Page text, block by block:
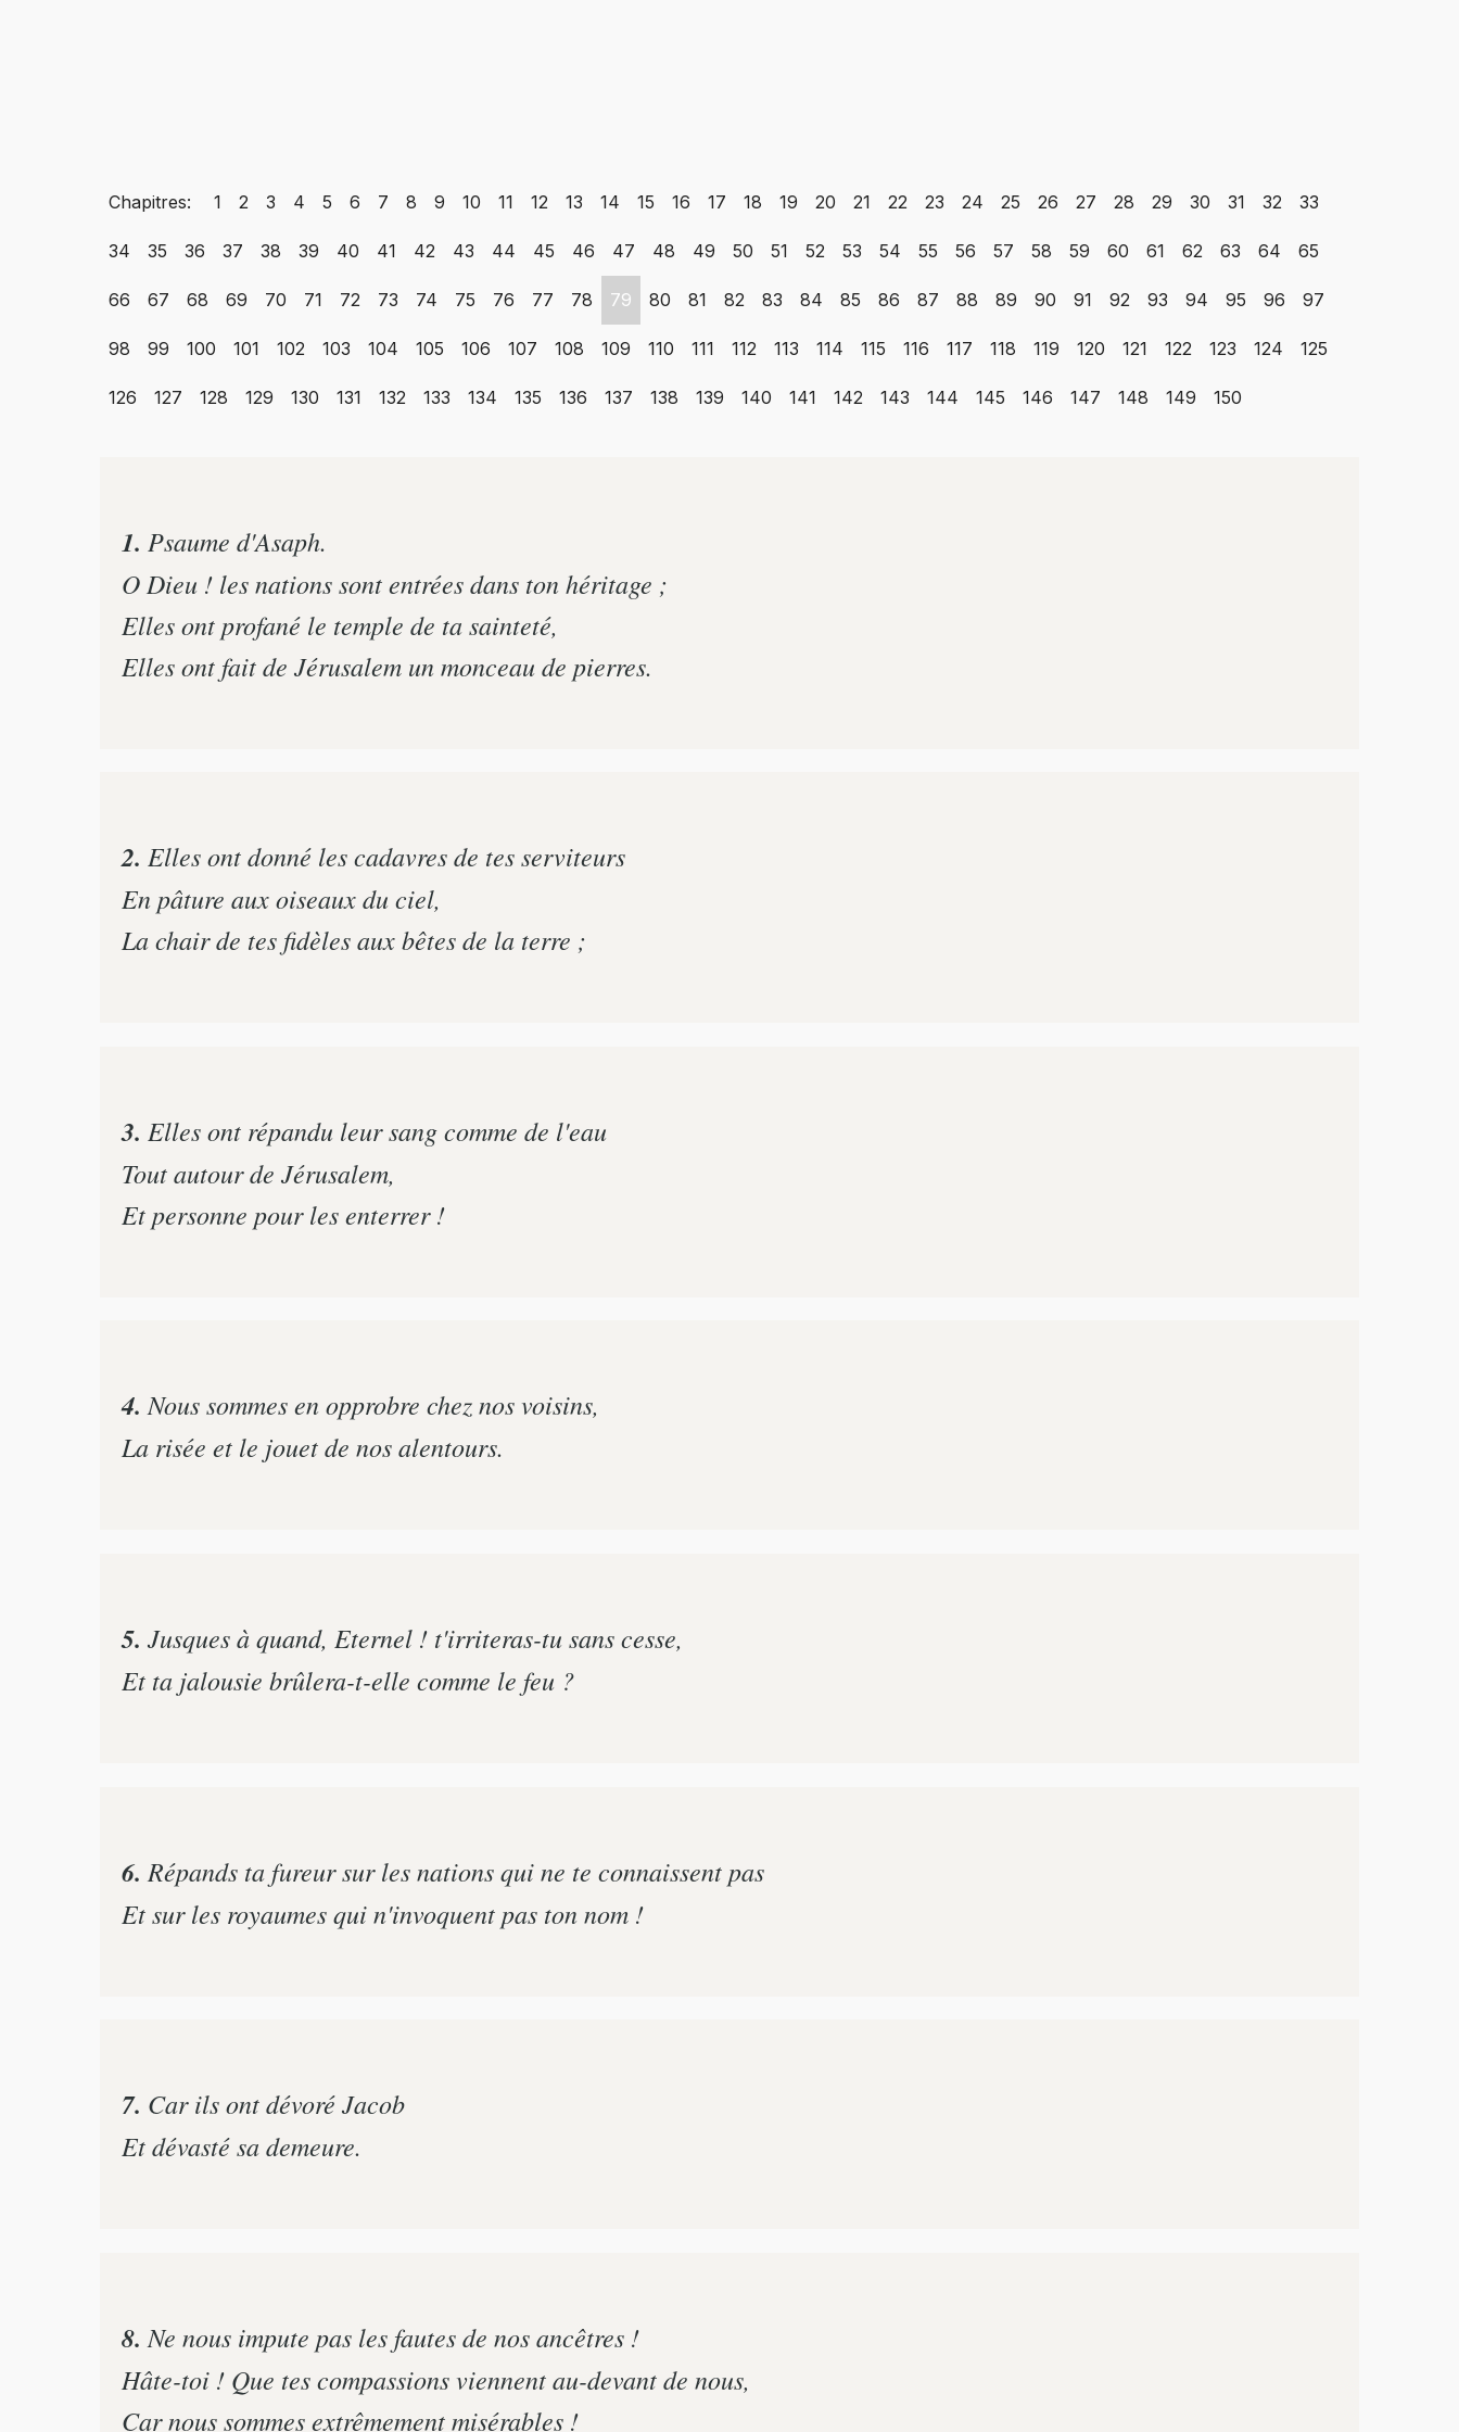
Chapitres: 1 2 3 4 5 6 7 8 9 10 11 12 13 14 15 16 17 18 19 20 21 22 23 24 25 26 27 28 29 30 31 32 33
34 35 36 37 38 39 40 41 42 43 44 45 46 47 48 49 50 51 52 53 54 55 56 57 58 59 60 61 62 63 64 65
66 67 68 69 70 71 72 73 74 75 76 77 78 79 80 81 82 83 84 85 86 87 88 89 90 91 92 93 94 95 96 97
98 99 100 101 102 103 104 105 106 107 108 109 110 111 112 113 114 115 116 117 118 119 120 121 122 123 124 125
126 127 128 129 130 131 132 133 134 135 136 137 138 139 140 141 142 143 144 145 146 147 148 149 150
1. Psaume d'Asaph.
O Dieu ! les nations sont entrées dans ton héritage ;
Elles ont profané le temple de ta sainteté,
Elles ont fait de Jérusalem un monceau de pierres.
2. Elles ont donné les cadavres de tes serviteurs
En pâture aux oiseaux du ciel,
La chair de tes fidèles aux bêtes de la terre ;
3. Elles ont répandu leur sang comme de l'eau
Tout autour de Jérusalem,
Et personne pour les enterrer !
4. Nous sommes en opprobre chez nos voisins,
La risée et le jouet de nos alentours.
5. Jusques à quand, Eternel ! t'irriteras-tu sans cesse,
Et ta jalousie brûlera-t-elle comme le feu ?
6. Répands ta fureur sur les nations qui ne te connaissent pas
Et sur les royaumes qui n'invoquent pas ton nom !
7. Car ils ont dévoré Jacob
Et dévasté sa demeure.
8. Ne nous impute pas les fautes de nos ancêtres !
Hâte-toi ! Que tes compassions viennent au-devant de nous,
Car nous sommes extrêmement misérables !